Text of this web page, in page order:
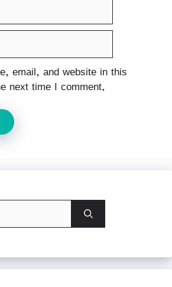
email, and website in this
next time I comment.